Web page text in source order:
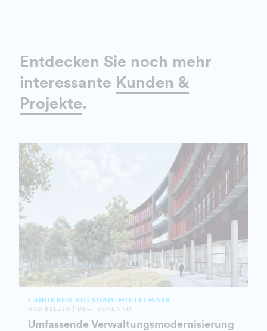
Entdecken Sie noch mehr
interessante Kunden &
Projekte.
LANDKREIS POTSDAM-MITTELMARK
BAD BELZIG | DEUTSCHLAND
Umfassende Verwaltungsmodernisierung